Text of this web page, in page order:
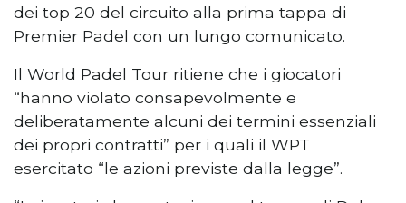
dei top 20 del circuito alla prima tappa di
Premier Padel con un lungo comunicato.
Il World Padel Tour ritiene che i giocatori
“hanno violato consapevolmente e
deliberatamente alcuni dei termini essenziali
dei propri contratti” per i quali il WPT
esercitato “le azioni previste dalla legge”.